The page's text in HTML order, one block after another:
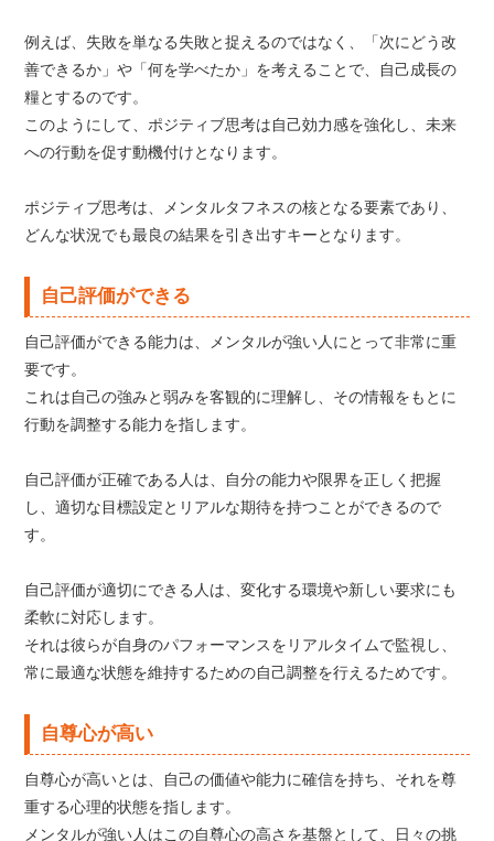
例えば、失敗を単なる失敗と捉えるのではなく、「次にどう改
善できるか」や「何を学べたか」を考えることで、自己成長の
糧とするのです。
このようにして、ポジティブ思考は自己効力感を強化し、未来
への行動を促す動機付けとなります。
ポジティブ思考は、メンタルタフネスの核となる要素であり、
どんな状況でも最良の結果を引き出すキーとなります。
自己評価ができる
自己評価ができる能力は、メンタルが強い人にとって非常に重
要です。
これは自己の強みと弱みを客観的に理解し、その情報をもとに
行動を調整する能力を指します。
自己評価が正確である人は、自分の能力や限界を正しく把握
し、適切な目標設定とリアルな期待を持つことができるので
す。
自己評価が適切にできる人は、変化する環境や新しい要求にも
柔軟に対応します。
それは彼らが自身のパフォーマンスをリアルタイムで監視し、
常に最適な状態を維持するための自己調整を行えるためです。
自尊心が高い
自尊心が高いとは、自己の価値や能力に確信を持ち、それを尊
重する心理的状態を指します。
メンタルが強い人はこの自尊心の高さを基盤として、日々の挑